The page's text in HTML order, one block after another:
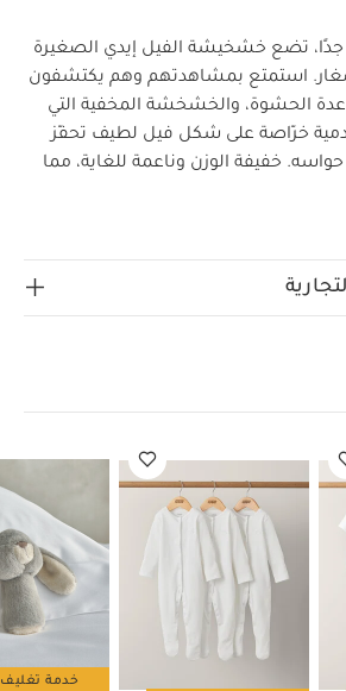
جدًا، تضع خشخيشة الفيل إيدي الصغيرة
استمتع بمشاهدتهم وهم يكتشفون
الحشوة، والخشخشة المخفية التي
دمية خرّاصة على شكل فيل لطيف تحفّز
خفيفة الوزن وناعمة للغاية، مما
ملمسية، وأصوات مخفية لإثارة
حسية
وباباز مطابقة لأحدث معايير السلامة
خشخيشة صغيرة بتصميم أرنب رمادي
أنشطة بتصميم حورية البحر
خدمة تغليف